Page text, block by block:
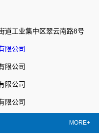
道工业集中区翠云南路8号
限公司
限公司
限公司
限公司
MORE+